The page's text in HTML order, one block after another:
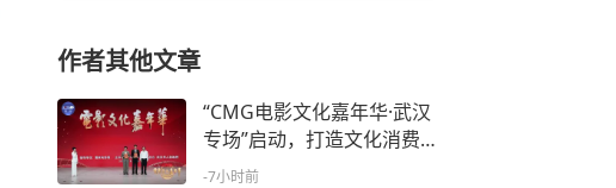
作者其他文章
“CMG电影文化嘉年华·武汉
专场”启动，打造文化消费新
体验
-7小时前